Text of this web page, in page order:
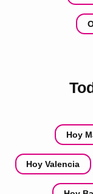
Hoy
Hoy Valencia